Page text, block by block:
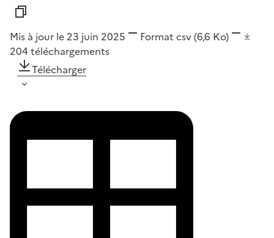
Mis à jour le 23 juin 2025 Format csv(6,6 Ko)
204 téléchargements
Télécharger